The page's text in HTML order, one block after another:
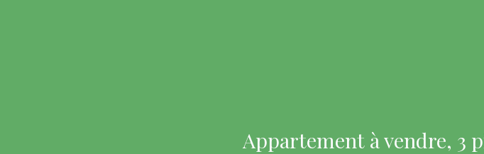
Appartement à vendre, 3